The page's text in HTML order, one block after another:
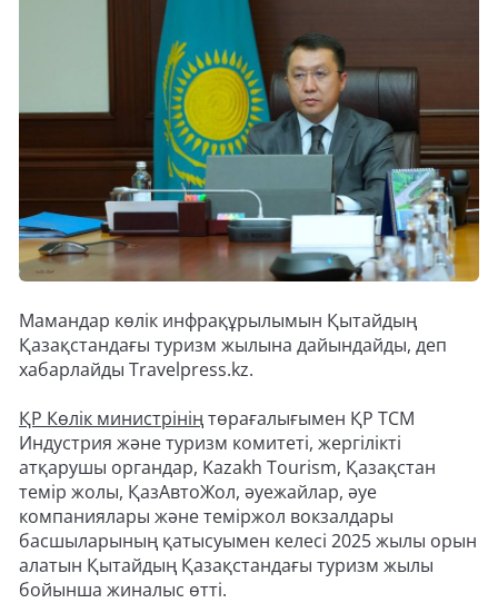
Мамандар көлік инфрақұрылымын Қытайдың
Қазақстандағы туризм жылына дайындайды, деп
хабарлайды Travelpress.kz.
ҚР Көлік министрініңтөрағалығымен ҚР ТСМ
Индустрия және туризм комитеті, жергілікті
атқарушы органдар, Kazakh Tourism, Қазақстан
темір жолы, ҚазАвтоЖол, әуежайлар, әуе
компаниялары және теміржол вокзалдары
басшыларының қатысуымен келесі 2025 жылы орын
алатын Қытайдың Қазақстандағы туризм жылы
бойынша жиналыс өтті.